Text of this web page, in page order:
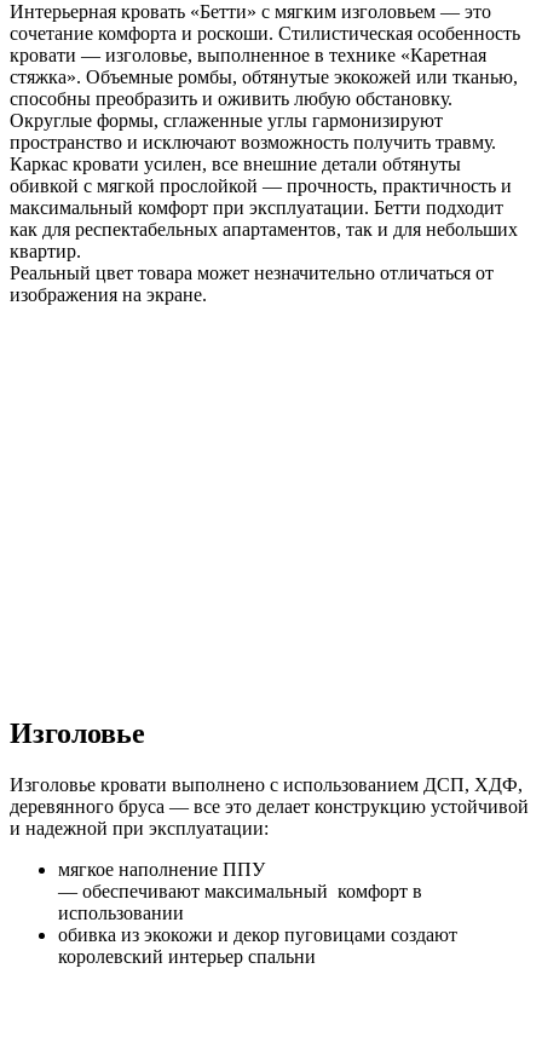
Интерьерная кровать «Бетти» с мягким изголовьем — это
сочетание комфорта и роскоши. Стилистическая особенность
кровати — изголовье, выполненное в технике «Каретная
стяжка». Объемные ромбы, обтянутые экокожей или тканью,
способны преобразить и оживить любую обстановку.
Округлые формы, сглаженные углы гармонизируют
пространство и исключают возможность получить травму.
Каркас кровати усилен, все внешние детали обтянуты
обивкой с мягкой прослойкой — прочность, практичность и
максимальный комфорт при эксплуатации. Бетти подходит
как для респектабельных апартаментов, так и для небольших
квартир.
Реальный цвет товара может незначительно отличаться от
изображения на экране.
Изголовье
Изголовье кровати выполнено с использованием ДСП, ХДФ,
деревянного бруса — все это делает конструкцию устойчивой
и надежной при эксплуатации:
мягкое наполнение ППУ
— обеспечивают максимальный комфорт в
использовании
обивка из экокожи и декор пуговицами создают
королевский интерьер спальни